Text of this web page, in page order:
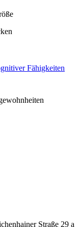
Fähigkeiten
Straße 29 a